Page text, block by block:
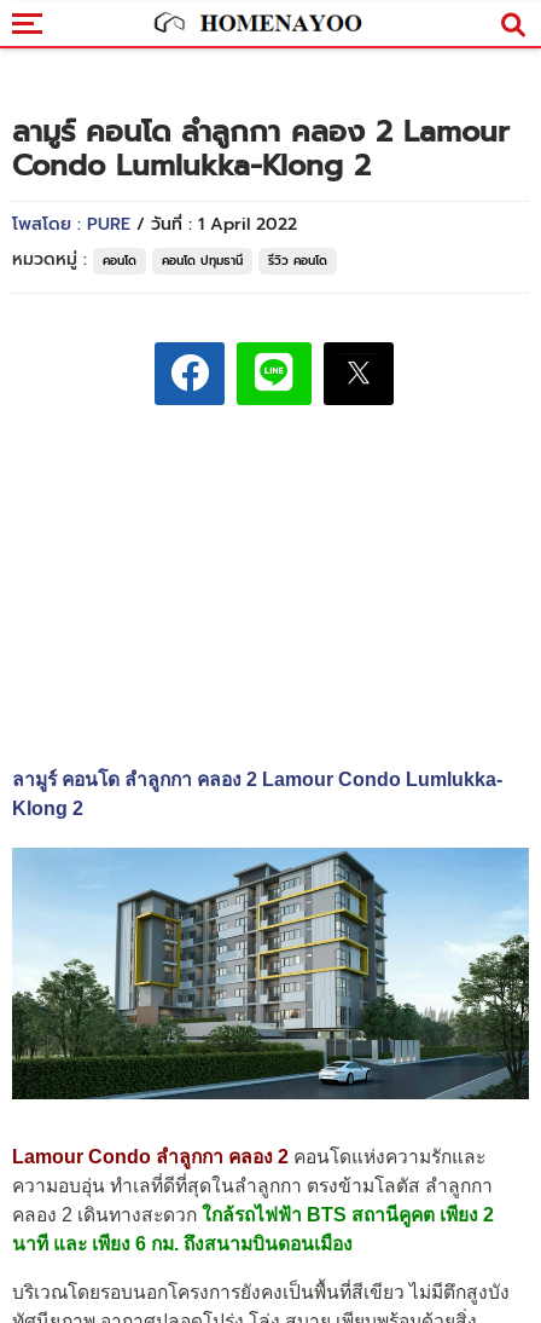
ลามูร์ คอนโด ลำลูกกา คลอง 2 Lamour
Condo Lumlukka-Klong 2
โพสโดย : PURE / วันที่ : 1 April 2022
หมวดหมู่ :
คอนโด คอนโด ปทุมธานี รีวิว คอนโด
ลามูร์ คอนโด ลำลูกกา คลอง 2 Lamour Condo Lumlukka-
Klong 2
Lamour Condo ลำลูกกา คลอง 2 คอนโดแห่งความรักและ
ความอบอุ่น ทำเลที่ดีที่สุดในลำลูกกา ตรงข้ามโลตัส ลำลูกกา
คลอง 2 เดินทางสะดวก ใกล้รถไฟฟ้า BTS สถานีคูคต เพียง 2
นาที และ เพียง 6 กม. ถึงสนามบินดอนเมือง
บริเวณโดยรอบนอกโครงการยังคงเป็นพื้นที่สีเขียว ไม่มีตึกสูงบัง